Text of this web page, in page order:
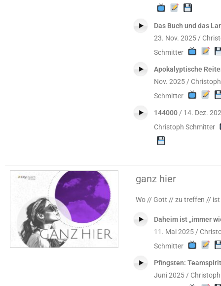
Das Buch und das
23. Nov. 2025 /
Schmitter
Apokalyptische
Nov. 2025 / Christoph
Schmitter
144000 / 14. Dez.
Christoph Schmitter
ganz hier
Wo // Gott // zu treffen // ist
Daheim ist „immer
11. Mai 2025 /
Schmitter
Pfingsten: Teamspirit
Juni 2025 / Christoph